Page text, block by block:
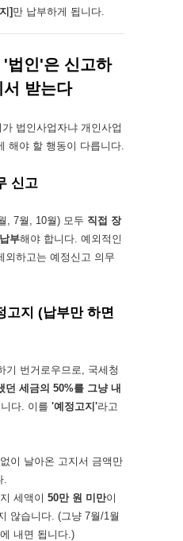
]만 납부하게 됩니다.
법인'은 신고하
받는다
법인사업자냐 개인사업
해야 할 행동이 다릅니다.
신고
, 7월, 10월) 모두 직접 장
부해야 합니다. 예외적인
외하고는 예정신고 의무
지 (납부만 하면
기 번거로우므로, 국세청
던 세금의 50%를 그냥 내
다. 이를 '예정고지'라고
이 날아온 고지서 금액만
세액이 50만 원 미만이
않습니다. (그냥 7월/1월
내면 됩니다.)